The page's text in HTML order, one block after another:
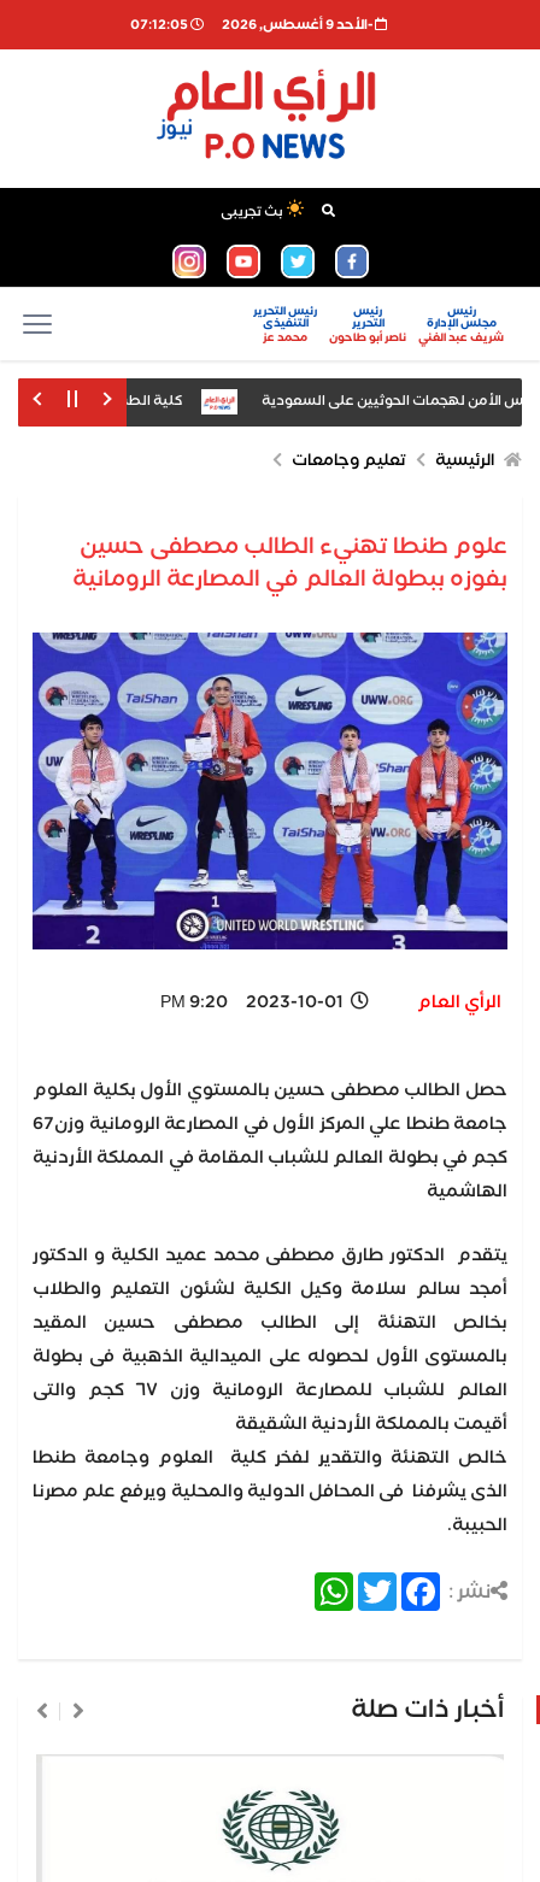
-اﻷحد 9 أغسطس, 2026 07:12:05
بث تجريبى
رئيس
مجلس الإدارة
شريف عبد الغني
رئيس
التحرير
ناصر أبو طاحون
رئيس التحرير
التنفيذى
محمد عز
الأمن لهجمات الحوثيين على السعودية كلية الطب بجامعة أسيوط
الرئيسية تعليم وجامعات
علوم طنطا تهنيء الطالب مصطفى حسين
بفوزه ببطولة العالم في المصارعة الرومانية
الرأي العام 2023-10-01 9:20 PM
حصل الطالب مصطفى حسين بالمستوي الأول بكلية العلوم
جامعة طنطا علي المركز الأول في المصارعة الرومانية وزن67
كجم في بطولة العالم للشباب المقامة في المملكة الأردنية
الهاشمية
يتقدم الدكتور طارق مصطفى محمد عميد الكلية و الدكتور
أمجد سالم سلامة وكيل الكلية لشئون التعليم والطلاب
بخالص التهنئة إلى الطالب مصطفى حسين المقيد
بالمستوى الأول لحصوله على الميدالية الذهبية فى بطولة
العالم للشباب للمصارعة الرومانية وزن ٦٧ كجم والتى
أقيمت بالمملكة الأردنية الشقيقة
خالص التهنئة والتقدير لفخر كلية العلوم وجامعة طنطا
الذى يشرفنا فى المحافل الدولية والمحلية ويرفع علم مصرنا
الحبيبة.
نشر : Facebook
Twitter
WhatsApp
أخبار ذات صلة